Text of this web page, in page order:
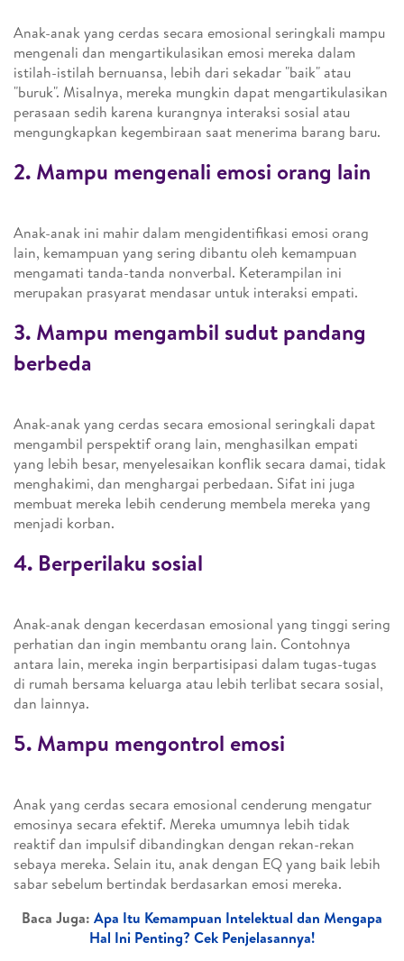
Anak-anak yang cerdas secara emosional seringkali mampu
mengenali dan mengartikulasikan emosi mereka dalam
istilah-istilah bernuansa, lebih dari sekadar "baik" atau
"buruk". Misalnya, mereka mungkin dapat mengartikulasikan
perasaan sedih karena kurangnya interaksi sosial atau
mengungkapkan kegembiraan saat menerima barang baru.
2. Mampu mengenali emosi orang lain
Anak-anak ini mahir dalam mengidentifikasi emosi orang
lain, kemampuan yang sering dibantu oleh kemampuan
mengamati tanda-tanda nonverbal. Keterampilan ini
merupakan prasyarat mendasar untuk interaksi empati.
3. Mampu mengambil sudut pandang
berbeda
Anak-anak yang cerdas secara emosional seringkali dapat
mengambil perspektif orang lain, menghasilkan empati
yang lebih besar, menyelesaikan konflik secara damai, tidak
menghakimi, dan menghargai perbedaan. Sifat ini juga
membuat mereka lebih cenderung membela mereka yang
menjadi korban.
4. Berperilaku sosial
Anak-anak dengan kecerdasan emosional yang tinggi sering
perhatian dan ingin membantu orang lain. Contohnya
antara lain, mereka ingin berpartisipasi dalam tugas-tugas
di rumah bersama keluarga atau lebih terlibat secara sosial,
dan lainnya.
5. Mampu mengontrol emosi
Anak yang cerdas secara emosional cenderung mengatur
emosinya secara efektif. Mereka umumnya lebih tidak
reaktif dan impulsif dibandingkan dengan rekan-rekan
sebaya mereka. Selain itu, anak dengan EQ yang baik lebih
sabar sebelum bertindak berdasarkan emosi mereka.
Baca Juga: Apa Itu Kemampuan Intelektual dan Mengapa
Hal Ini Penting? Cek Penjelasannya!